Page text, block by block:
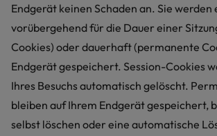
Endgerät keinen Schaden an. Sie
vorübergehend für die Dauer einer
Cookies) oder dauerhaft (permanente
Endgerät gespeichert. Session-Cookies
Ihres Besuchs automatisch gelöscht.
bleiben auf Ihrem Endgerät gespeichert,
selbst löschen oder eine automatische